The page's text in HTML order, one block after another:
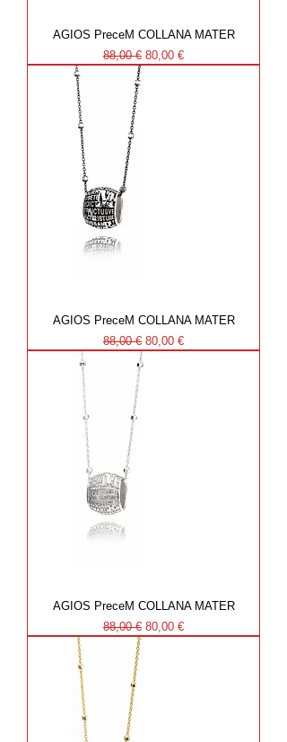
AGIOS PreceM COLLANA MATER
Prezzo regolare
88,00 € Prezzo scontato
80,00 €
AGIOS PreceM COLLANA MATER
Prezzo regolare
88,00 € Prezzo scontato
80,00 €
AGIOS PreceM COLLANA MATER
Prezzo regolare
88,00 € Prezzo scontato
80,00 €